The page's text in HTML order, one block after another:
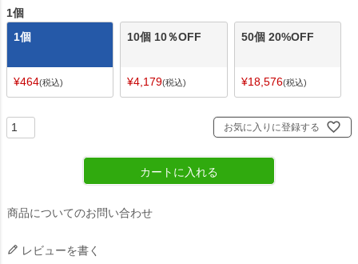
1個
1個
¥464 税込
10個 10％OFF
¥4,179 税込
50個 20%OFF
¥18,576 税込
お気に入りに登録する
カートに入れる
商品についてのお問い合わせ
レビューを書く